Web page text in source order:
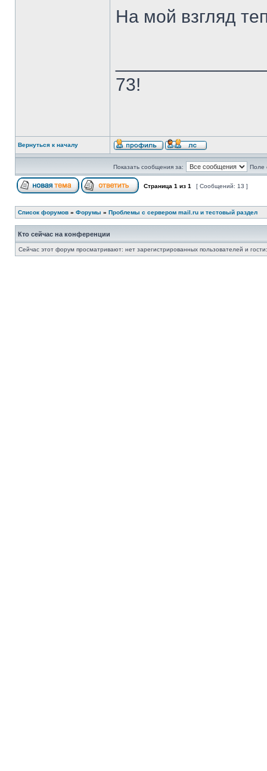
На мой взгляд
73!
Вернуться к началу
Показать сообщения за: Поле
Страница 1 из 1 [ Сообщений: 13 ]
Список форумов » Форумы » Проблемы с сервером mail.ru и тестовый раздел
Кто сейчас на конференции
Сейчас этот форум просматривают: нет зарегистрированных пользователей и